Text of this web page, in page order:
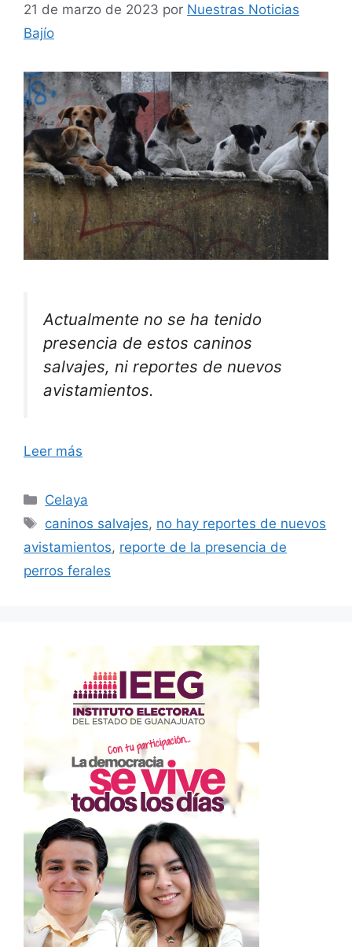
21 de marzo de 2023 por Nuestras Noticias
Bajío
Actualmente no se ha tenido
presencia de estos caninos
salvajes, ni reportes de nuevos
avistamientos.
Leer más
Categorías
Celaya
Etiquetas
caninos salvajes, no hay reportes de nuevos
avistamientos, reporte de la presencia de
perros ferales